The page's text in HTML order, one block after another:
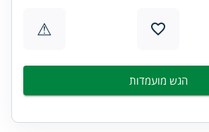
⚠
הגש מועמדות